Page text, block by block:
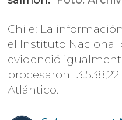
Chile: La
el Instituto Nacional
evidenció
procesaron
Atlántico.